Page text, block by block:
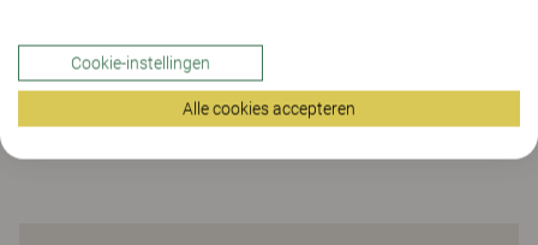
Materialen
Downloads (4)
Cookie-instellingen
Alle cookies accepteren